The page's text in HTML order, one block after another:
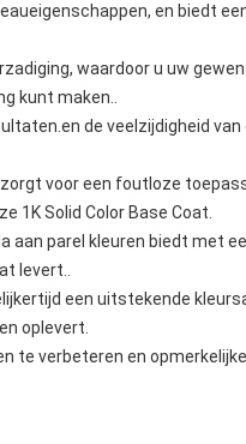
en biedt
waardoor u uw
kunt maken..
de veelzijdigheid
voor een foutloze
1K Solid Color Base Coat.
aan parel kleuren biedt met
levert..
een uitstekende
oplevert.
te verbeteren en